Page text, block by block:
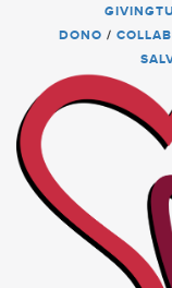
DONO /